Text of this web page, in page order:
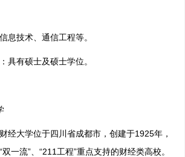
技术、通信工程等。
有硕士及硕士学位。
大学位于四川省成都市，创建于1925年，
一流”、“211工程”重点支持的财经类高校。